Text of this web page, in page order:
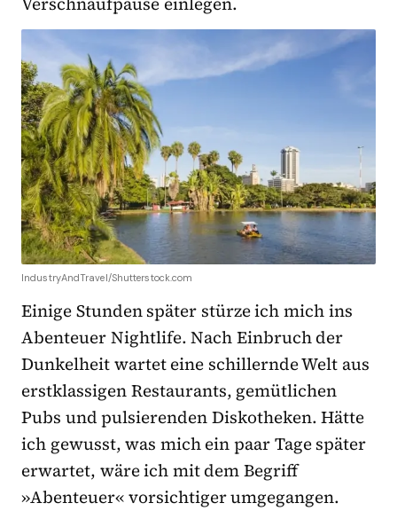
IndustryAndTravel/Shutterstock.com
Einige Stunden später stürze ich mich ins
Abenteuer Nightlife. Nach Einbruch der
Dunkelheit wartet eine schillernde Welt aus
erstklassigen Restaurants, gemütlichen
Pubs und pulsierenden Diskotheken. Hätte
ich gewusst, was mich ein paar Tage später
erwartet, wäre ich mit dem Begriff
»Abenteuer« vorsichtiger umgegangen.